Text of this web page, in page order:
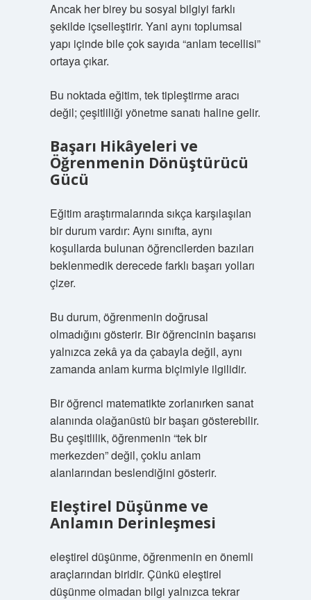
Ancak her birey bu sosyal bilgiyi farklı
şekilde içselleştirir. Yani aynı toplumsal
yapı içinde bile çok sayıda “anlam tecellisi”
ortaya çıkar.
Bu noktada eğitim, tek tipleştirme aracı
değil; çeşitliliği yönetme sanatı haline gelir.
Başarı Hikâyeleri ve
Öğrenmenin Dönüştürücü
Gücü
Eğitim araştırmalarında sıkça karşılaşılan
bir durum vardır: Aynı sınıfta, aynı
koşullarda bulunan öğrencilerden bazıları
beklenmedik derecede farklı başarı yolları
çizer.
Bu durum, öğrenmenin doğrusal
olmadığını gösterir. Bir öğrencinin başarısı
yalnızca zekâ ya da çabayla değil, aynı
zamanda anlam kurma biçimiyle ilgilidir.
Bir öğrenci matematikte zorlanırken sanat
alanında olağanüstü bir başarı gösterebilir.
Bu çeşitlilik, öğrenmenin “tek bir
merkezden” değil, çoklu anlam
alanlarından beslendiğini gösterir.
Eleştirel Düşünme ve
Anlamın Derinleşmesi
eleştirel düşünme, öğrenmenin en önemli
araçlarından biridir. Çünkü eleştirel
düşünme olmadan bilgi yalnızca tekrar